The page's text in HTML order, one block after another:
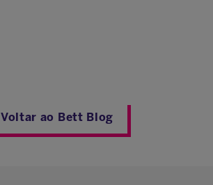
Voltar ao Bett Blog